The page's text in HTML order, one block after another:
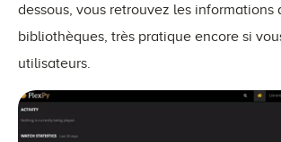
dessous, vous retrouvez les informations
bibliothèques, très pratique encore si
utilisateurs.